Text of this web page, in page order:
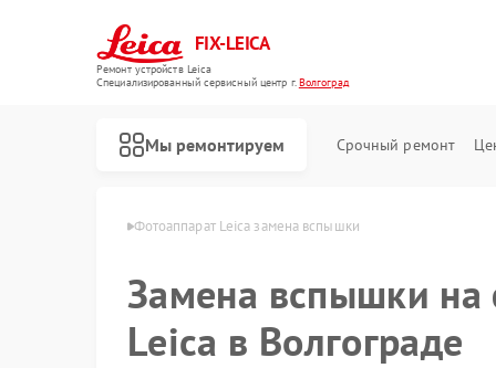
FIX-LEICA
Ремонт устройств Leica
Специализированный cервисный центр г.Волгоград
Мы ремонтируем Срочный ремонт
Фотоаппарат Leica замена вспышки
Замена вспышки на
Leica в Волгограде